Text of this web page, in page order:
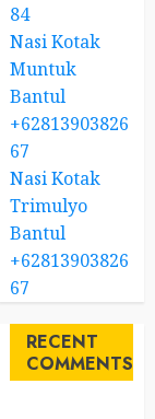
84
Nasi Kotak
Muntuk
Bantul
+62813903826
67
Nasi Kotak
Trimulyo
Bantul
+62813903826
67
RECENT
COMMENTS